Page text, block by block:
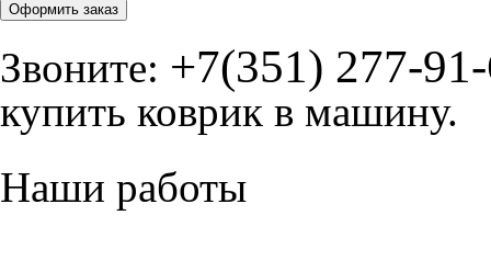
Оформить заказ
Звоните: +7(351) 277-
купить коврик в машину.
Наши работы